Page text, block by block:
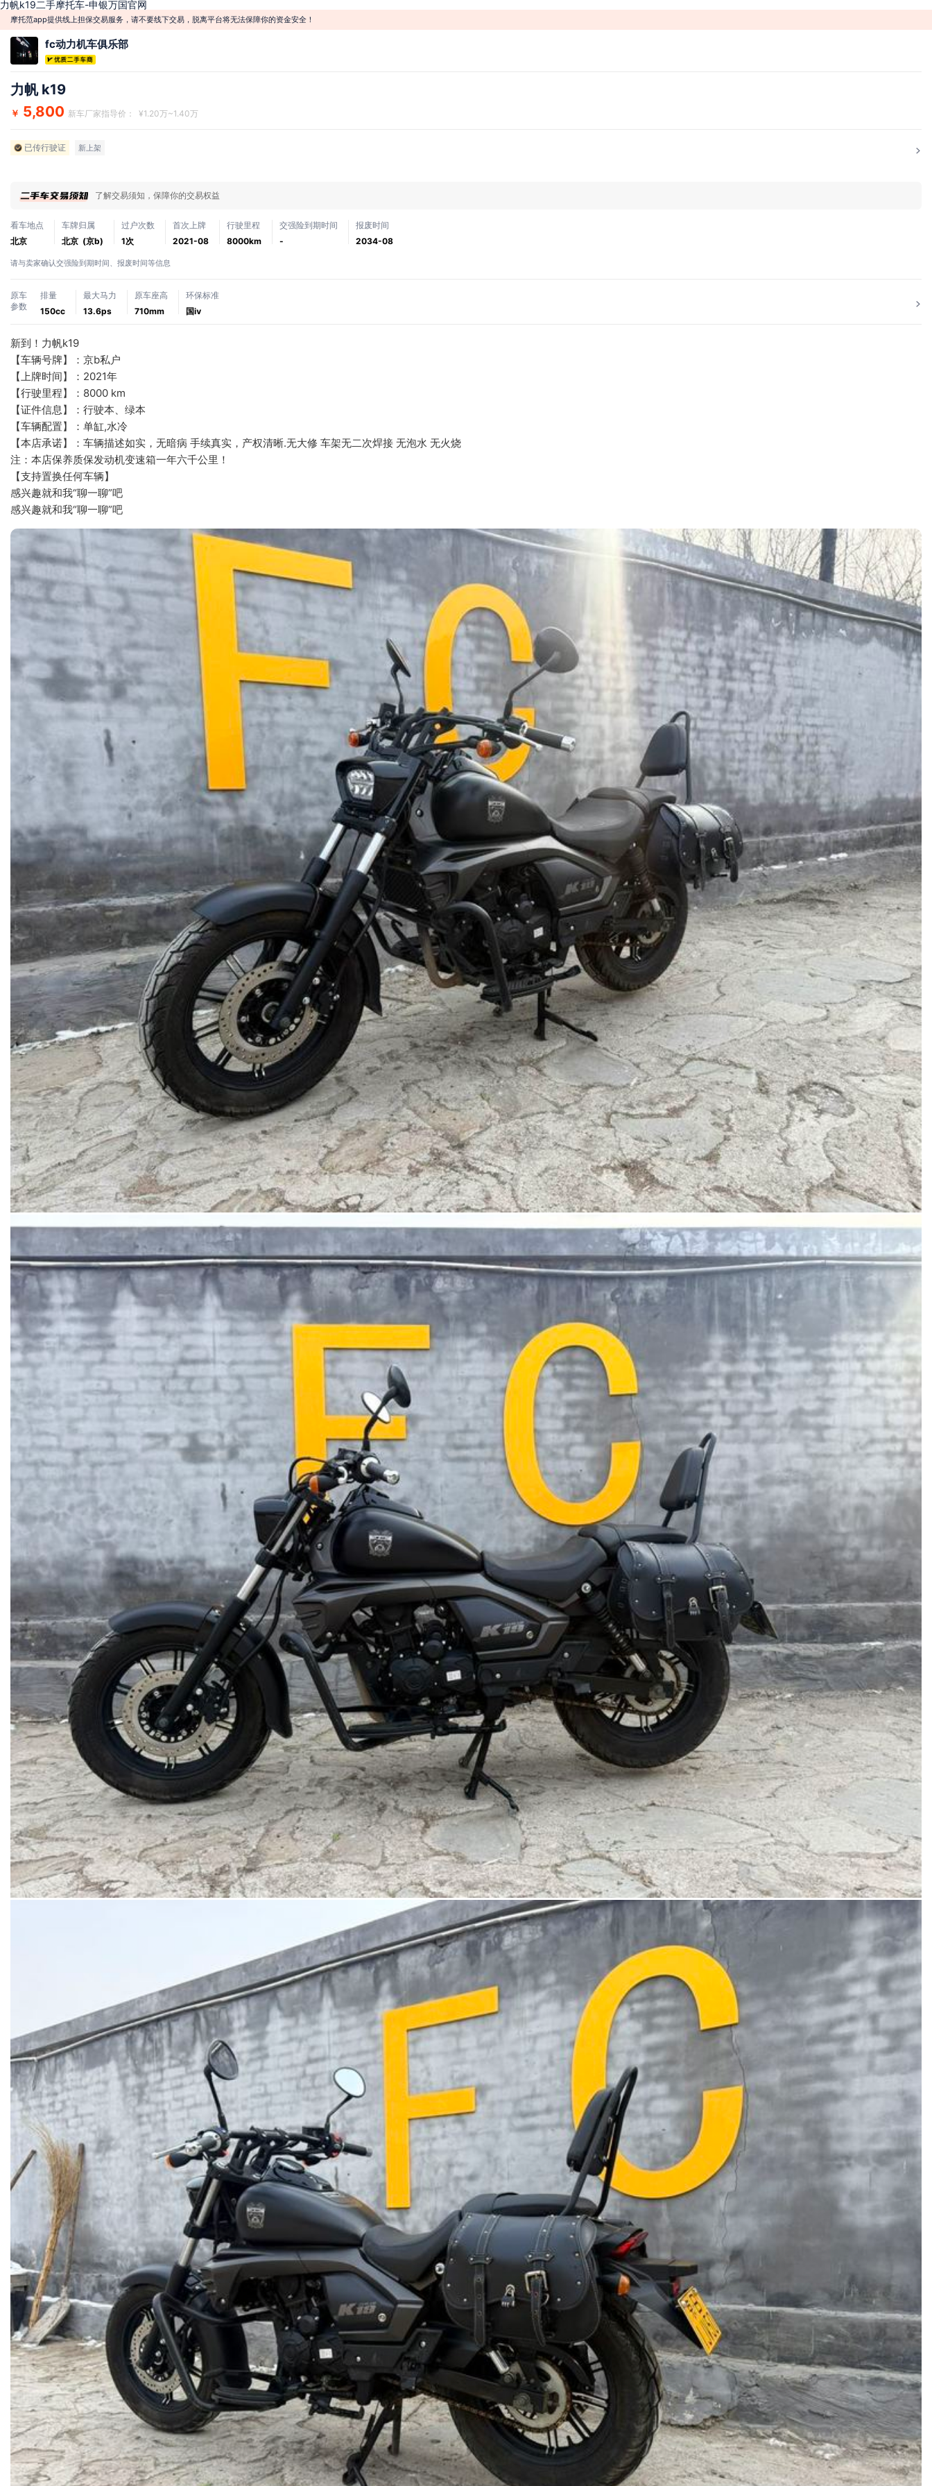
力帆k19二手摩托车-申银万国官网
摩托范app提供线上担保交易服务，请不要线下交易，脱离平台将无法保障你的资金安全！
fc动力机车俱乐部
力帆 k19
￥ 5,800 新车厂家指导价： ¥1.20万~1.40万
已传行驶证 新上架
了解交易须知，保障你的交易权益
看车地点
北京
车牌归属
北京 (京b)
过户次数
1次
首次上牌
2021-08
行驶里程
8000km
交强险到期时间
-
报废时间
2034-08
请与卖家确认交强险到期时间、报废时间等信息
原车
参数
排量
150cc
最大马力
13.6ps
原车座高
710mm
环保标准
国ⅳ
新到！力帆k19
【车辆号牌】：京b私户
【上牌时间】：2021年
【行驶里程】：8000 km
【证件信息】：行驶本、绿本
【车辆配置】：单缸,水冷
【本店承诺】：车辆描述如实，无暗病 手续真实，产权清晰.无大修 车架无二次焊接 无泡水 无火烧
注：本店保养质保发动机变速箱一年六千公里！
【支持置换任何车辆】
感兴趣就和我“聊一聊”吧
感兴趣就和我“聊一聊”吧